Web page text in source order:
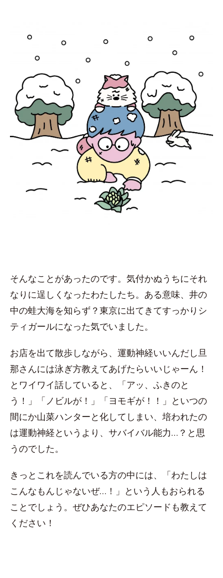
そんなことがあったのです。気付かぬうちにそれ
なりに逞しくなったわたしたち。ある意味、井の
中の蛙大海を知らず？東京に出てきてすっかりシ
ティガールになった気でいました。
お店を出て散歩しながら、運動神経いいんだし旦
那さんには泳ぎ方教えてあげたらいいじゃーん！
とワイワイ話していると、「アッ、ふきのと
う！」「ノビルが！」「ヨモギが！！」といつの
間にか山菜ハンターと化してしまい、培われたの
は運動神経というより、サバイバル能力…？と思
うのでした。
きっとこれを読んでいる方の中には、「わたしは
こんなもんじゃないぜ…！」という人もおられる
ことでしょう。ぜひあなたのエピソードも教えて
ください！